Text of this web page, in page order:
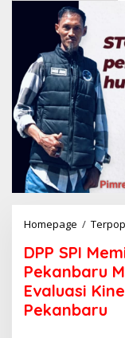
Homepage /
DPP SPI
Pekanbaru
Evaluasi
Pekanbaru